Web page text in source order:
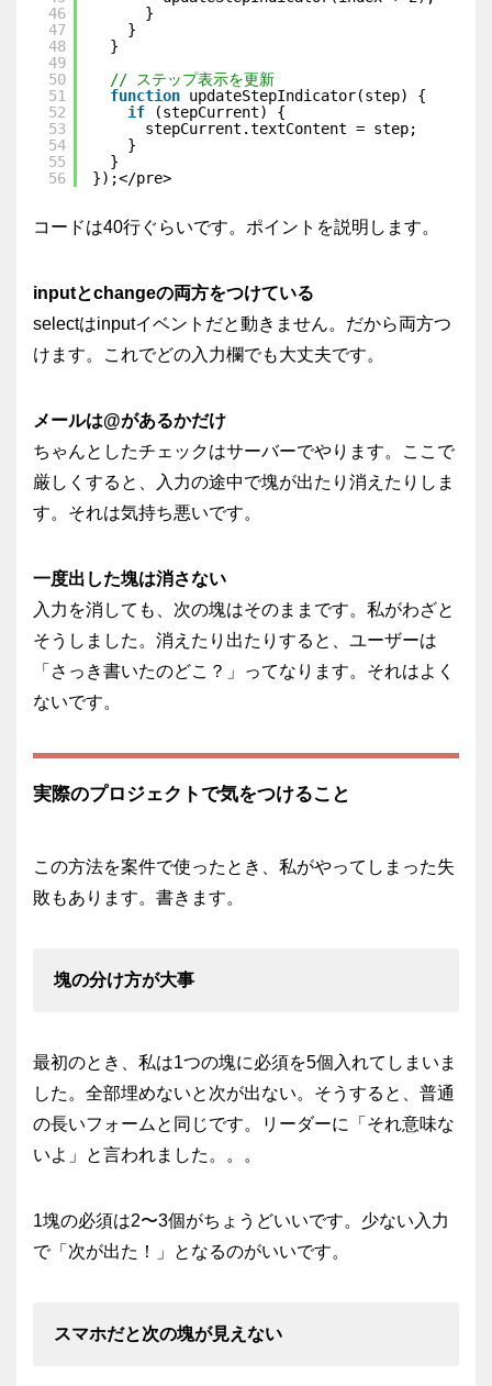
46
47
48
49
50
51
52
53
54
55
56
}
}
}
// ステップ表示を更新
function updateStepIndicator(step) {
if
(stepCurrent) {
stepCurrent.textContent = step;
}
}
});</pre>
コードは40行ぐらいです。ポイントを説明します。
inputとchangeの両方をつけている
selectはinputイベントだと動きません。だから両方つ
けます。これでどの入力欄でも大丈夫です。
メールは@があるかだけ
ちゃんとしたチェックはサーバーでやります。ここで
厳しくすると、入力の途中で塊が出たり消えたりしま
す。それは気持ち悪いです。
一度出した塊は消さない
入力を消しても、次の塊はそのままです。私がわざと
そうしました。消えたり出たりすると、ユーザーは
「さっき書いたのどこ？」ってなります。それはよく
ないです。
実際のプロジェクトで気をつけること
この方法を案件で使ったとき、私がやってしまった失
敗もあります。書きます。
塊の分け方が大事
最初のとき、私は1つの塊に必須を5個入れてしまいま
した。全部埋めないと次が出ない。そうすると、普通
の長いフォームと同じです。リーダーに「それ意味な
いよ」と言われました。。。
1塊の必須は2〜3個がちょうどいいです。少ない入力
で「次が出た！」となるのがいいです。
スマホだと次の塊が見えない